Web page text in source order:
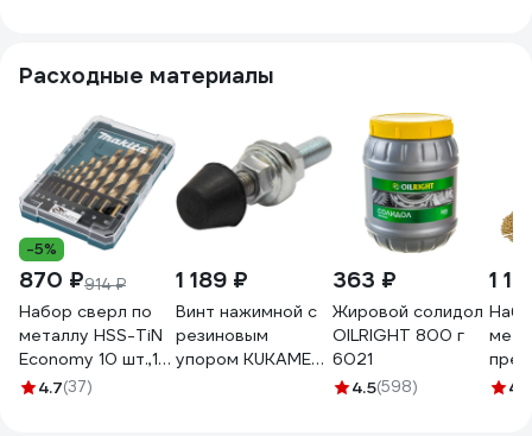
Расходные материалы
-5%
870 ₽914 ₽
Набор сверл по
металлу HSS-TiN
Economy 10 шт.,1-
10 мм Makita D-
4.7(37)
1 189 ₽
Винт нажимной с
резиновым
упором KUKAMET
363 ₽
Жировой солидол
OILRIGHT 800 г
6021
4.5(598)
1
4.3